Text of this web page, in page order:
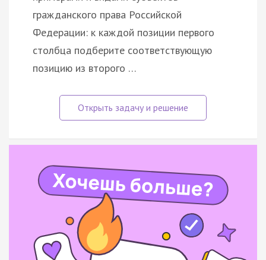
гражданского права Российской
Федерации: к каждой позиции первого
столбца подберите соответствующую
позицию из второго …